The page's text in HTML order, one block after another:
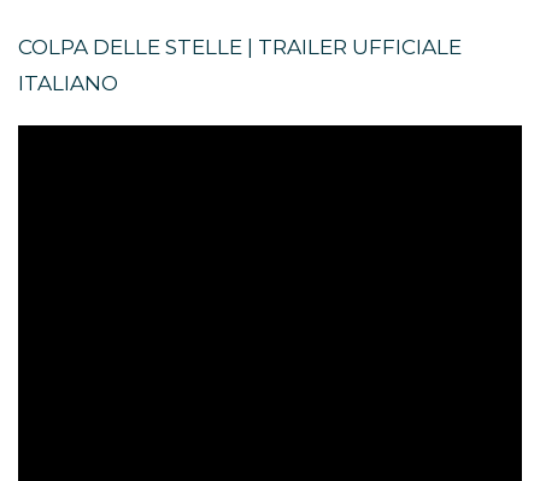
COLPA DELLE STELLE | TRAILER UFFICIALE
ITALIANO